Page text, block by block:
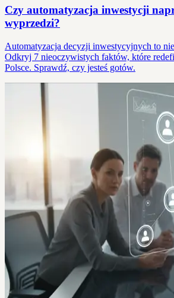
Czy automatyzacja inwestycji
wyprzedzi?
Automatyzacja decyzji inwestycyjnych to
Odkryj 7 nieoczywistych faktów, które
Polsce. Sprawdź, czy jesteś gotów.